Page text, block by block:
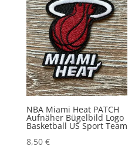
NBA Miami Heat PATCH
Aufnäher Bügelbild Logo
Basketball US Sport Team
8,50 €